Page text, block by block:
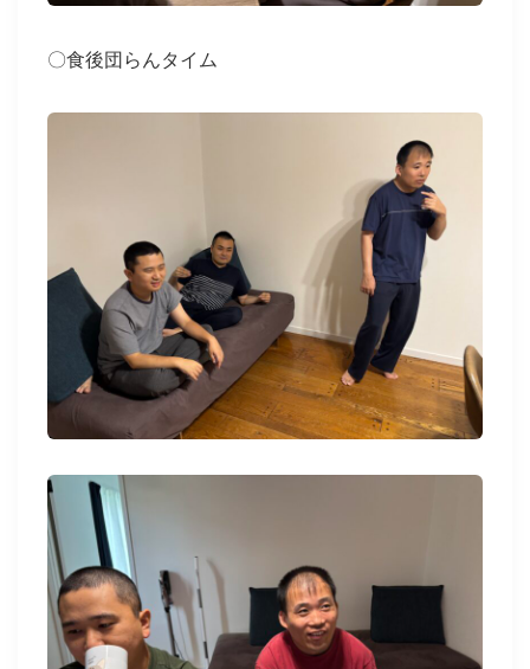
〇食後団らんタイム